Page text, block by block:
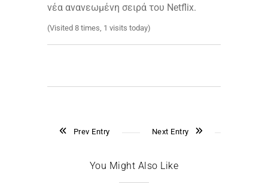
νέα ανανεωμένη σειρά του Netflix.
(Visited 8 times, 1 visits today)
Prev Entry Next Entry
You Might Also Like